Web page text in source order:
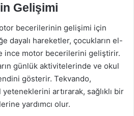
Gelişimi
becerilerinin gelişimi için
dayalı hareketler, çocukların el-
ince motor becerilerini geliştirir.
günlük aktivitelerinde ve okul
gösterir. Tekvando,
artırarak, sağlıklı bir
yardımcı olur.